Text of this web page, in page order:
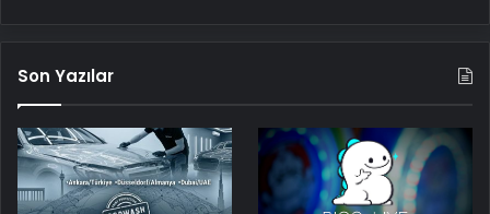
Son Yazılar